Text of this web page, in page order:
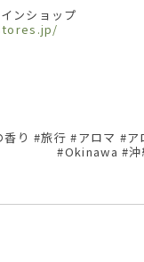
ンショップ
香り #旅行 #アロマ #
#Okinawa #沖